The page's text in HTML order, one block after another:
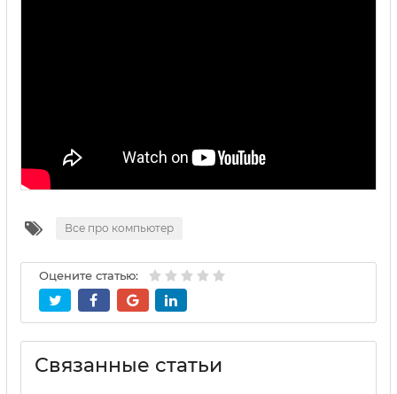
Все про компьютер
Оцените статью:
Связанные статьи